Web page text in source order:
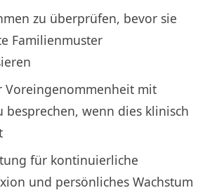
zu überprüfen, bevor sie
Familienmuster
Voreingenommenheit mit
besprechen, wenn dies klinisch
für kontinuierliche
und persönliches Wachstum